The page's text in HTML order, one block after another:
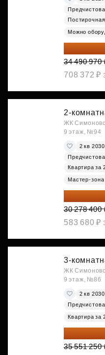
Постирочная
Можно
28 972
34 490 970
708 372 ₽
2-
ЖК
9 этаж, №94
2 кв 2030
Квартира за
Мастер-зона
29 067
30 278 400
583 680 ₽
3-
ЖК
9 этаж, №86
2 кв 2030
Квартира за
33 062
35 551 250